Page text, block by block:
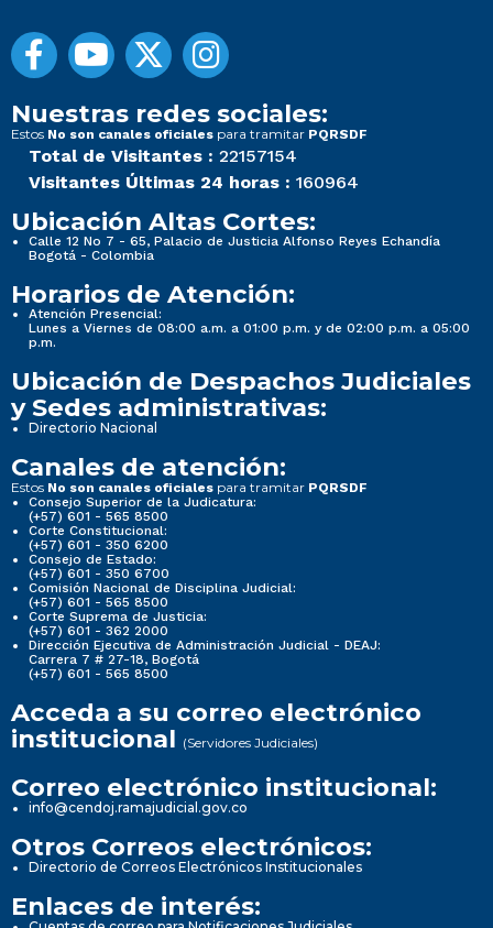
Nuestras redes sociales:
Estos No son canales oficiales para tramitar PQRSDF
Total de Visitantes : 22157154
Visitantes Últimas 24 horas : 160964
Ubicación Altas Cortes:
Calle 12 No 7 - 65, Palacio de Justicia Alfonso Reyes Echandía
Bogotá - Colombia
Horarios de Atención:
Atención Presencial:
Lunes a Viernes de 08:00 a.m. a 01:00 p.m. y de 02:00 p.m. a 05:00
p.m.
Ubicación de Despachos Judiciales
y Sedes administrativas:
Directorio Nacional
Canales de atención:
Estos No son canales oficiales para tramitar PQRSDF
Consejo Superior de la Judicatura:
(+57) 601 - 565 8500
Corte Constitucional:
(+57) 601 - 350 6200
Consejo de Estado:
(+57) 601 - 350 6700
Comisión Nacional de Disciplina Judicial:
(+57) 601 - 565 8500
Corte Suprema de Justicia:
(+57) 601 - 362 2000
Dirección Ejecutiva de Administración Judicial - DEAJ:
Carrera 7 # 27-18, Bogotá
(+57) 601 - 565 8500
Acceda a su correo electrónico
institucional (Servidores Judiciales)
Correo electrónico institucional:
info@cendoj.ramajudicial.gov.co
Otros Correos electrónicos:
Directorio de Correos Electrónicos Institucionales
Enlaces de interés: